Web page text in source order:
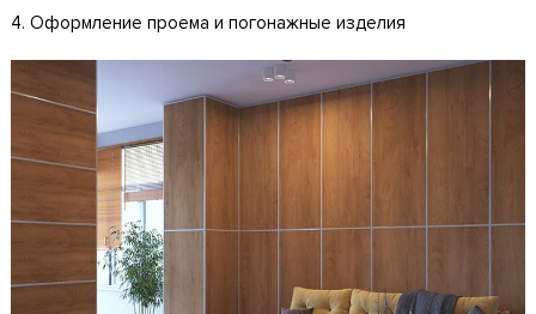
4. Оформление проема и погонажные изделия